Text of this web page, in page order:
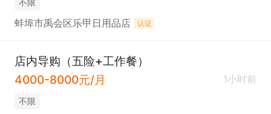
蚌埠市禹会区乐甲日用品店 认证
店内导购（五险+工作餐）
4000-8000元/月
1小时前
不限